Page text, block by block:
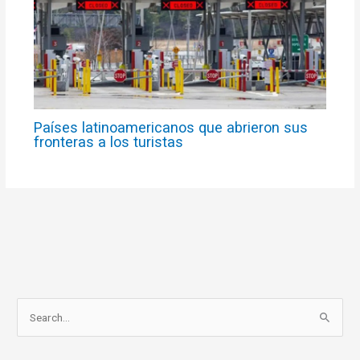
Países latinoamericanos que abrieron sus
fronteras a los turistas